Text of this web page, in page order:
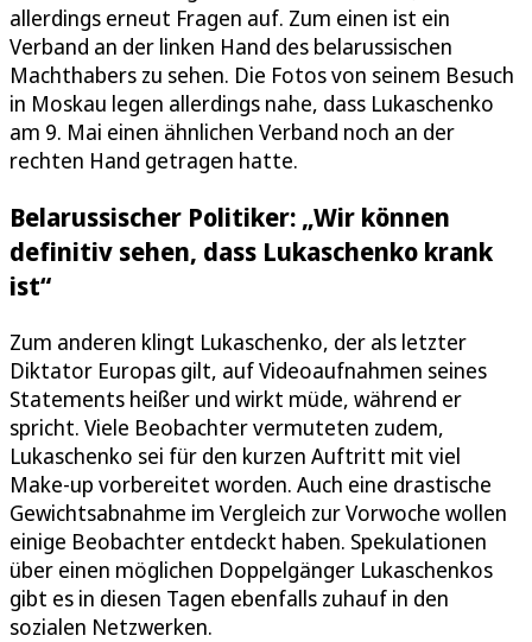
allerdings erneut Fragen auf. Zum einen ist ein
Verband an der linken Hand des belarussischen
Machthabers zu sehen. Die Fotos von seinem Besuch
in Moskau legen allerdings nahe, dass Lukaschenko
am 9. Mai einen ähnlichen Verband noch an der
rechten Hand getragen hatte.
Belarussischer Politiker: „Wir können
definitiv sehen, dass Lukaschenko krank
ist“
Zum anderen klingt Lukaschenko, der als letzter
Diktator Europas gilt, auf Videoaufnahmen seines
Statements heißer und wirkt müde, während er
spricht. Viele Beobachter vermuteten zudem,
Lukaschenko sei für den kurzen Auftritt mit viel
Make-up vorbereitet worden. Auch eine drastische
Gewichtsabnahme im Vergleich zur Vorwoche wollen
einige Beobachter entdeckt haben. Spekulationen
über einen möglichen Doppelgänger Lukaschenkos
gibt es in diesen Tagen ebenfalls zuhauf in den
sozialen Netzwerken.